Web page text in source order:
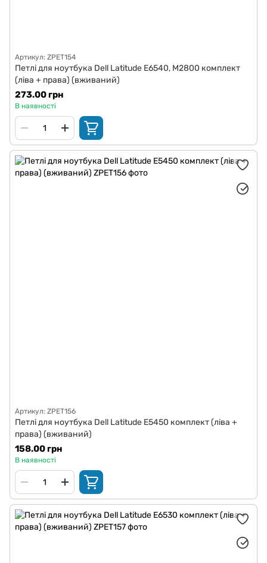
Артикул: ZPET154
Петлі для ноутбука Dell Latitude E6540, M2800 комплект
(ліва + права) (вживаний)
273.00 грн
В наявності
Артикул: ZPET156
Петлі для ноутбука Dell Latitude E5450 комплект (ліва +
права) (вживаний)
158.00 грн
В наявності